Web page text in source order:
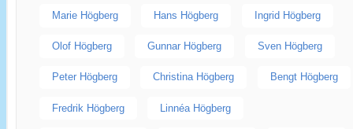
Marie Högberg Hans Högberg Ingrid Högberg
Olof Högberg Gunnar Högberg Sven Högberg
Peter Högberg Christina Högberg Bengt Högberg
Fredrik Högberg Linnéa Högberg